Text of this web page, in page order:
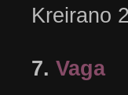
Kreirano
7. Vaga